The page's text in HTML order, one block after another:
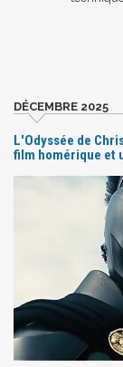
DÉCEMBRE 2025
L'Odyssée de
film homérique et